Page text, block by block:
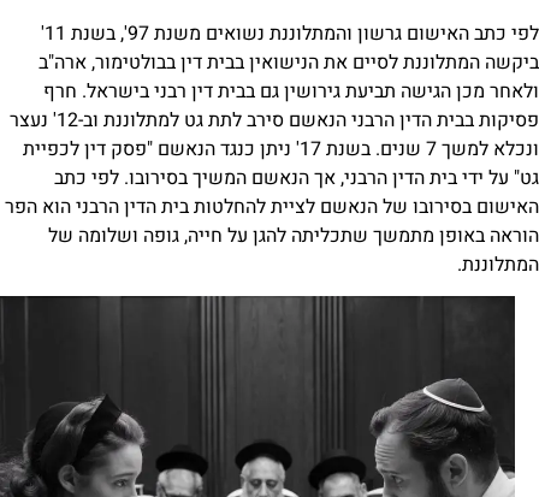
לפי כתב האישום גרשון והמתלוננת נשואים משנת 97', בשנת 11'
את הנישואין בבית דין בבולטימור, ארה"ב
תביעת גירושין גם בבית דין רבני בישראל. חרף
פסיקות בבית הדין הרבני הנאשם סירב לתת גט למתלוננת וב-12' נעצר
ונכלא למשך 7 שנים. בשנת 17' ניתן כנגד הנאשם "פסק דין לכפיית
הרבני, אך הנאשם המשיך בסירובו. לפי כתב
של הנאשם לציית להחלטות בית הדין הרבני הוא הפר
שתכליתה להגן על חייה, גופה ושלומה של